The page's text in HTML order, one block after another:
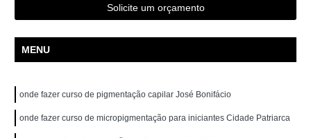
Solicite um orçamento
MENU
onde fazer curso de pigmentação capilar José Bonifácio
onde fazer curso de micropigmentação para iniciantes Cidade Patriarca